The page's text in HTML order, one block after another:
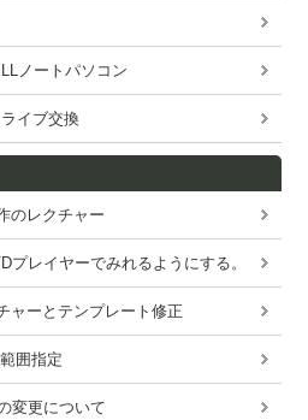
ノートパソコン
イブ交換
のレクチャー
プレイヤーでみれるようにする。
ャーとテンプレート修正
囲指定
変更について